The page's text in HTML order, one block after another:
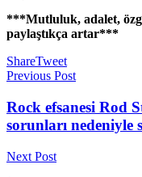
***Mutluluk, adalet,
paylaştıkça artar***
ShareTweet
Previous Post
Rock efsanesi Rod
sorunları nedeniyle
Next Post